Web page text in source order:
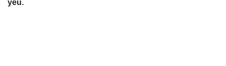
yêu.